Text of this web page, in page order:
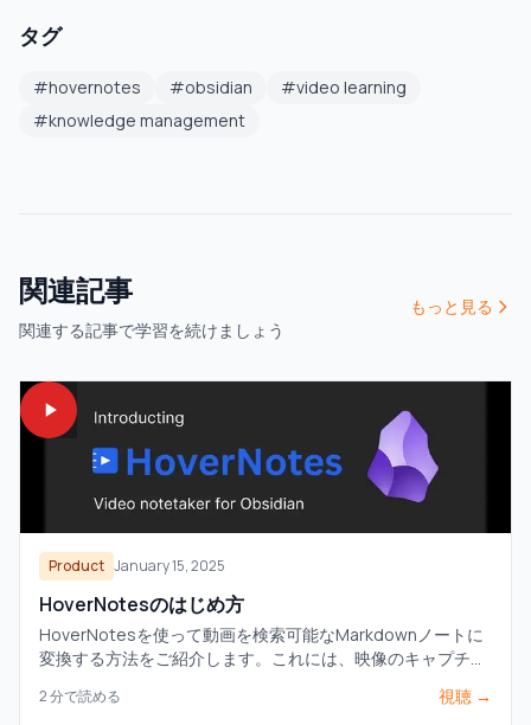
タグ
#hovernotes #obsidian #video learning
#knowledge management
関連記事
関連する記事で学習を続けましょう
もっと見る
Product January 15, 2025
HoverNotesのはじめ方
HoverNotesを使って動画を検索可能なMarkdownノートに
変換する方法をご紹介します。これには、映像のキャプチ
含まれます。
2分で読める 視聴 →